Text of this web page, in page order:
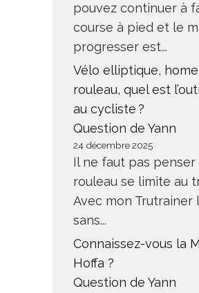
pouvez continuer à
course à pied et le
progresser est...
Vélo elliptique,
rouleau, quel est
au cycliste ?
Question de Yann
24 décembre 2025
Il ne faut pas penser
rouleau se limite au
Avec mon Trutrainer
sans...
Connaissez-vous la
Hoffa ?
Question de Yann